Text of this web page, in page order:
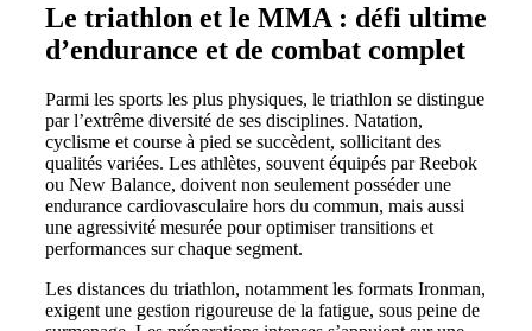
Le triathlon et le MMA : défi ultime
d’endurance et de combat complet
Parmi les sports les plus physiques, le triathlon se distingue
par l’extrême diversité de ses disciplines. Natation,
cyclisme et course à pied se succèdent, sollicitant des
qualités variées. Les athlètes, souvent équipés par Reebok
ou New Balance, doivent non seulement posséder une
endurance cardiovasculaire hors du commun, mais aussi
une agressivité mesurée pour optimiser transitions et
performances sur chaque segment.
Les distances du triathlon, notamment les formats Ironman,
exigent une gestion rigoureuse de la fatigue, sous peine de